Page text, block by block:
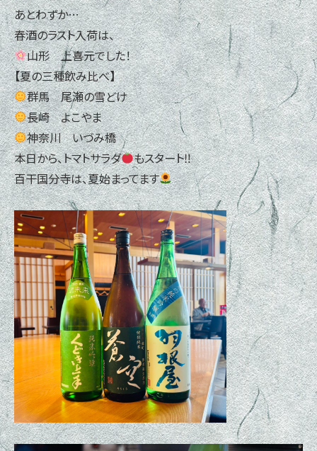
あとわずか…
春酒のラスト入荷は、
山形 上喜元でした！
【夏の三種飲み比べ】
群馬 尾瀬の雪どけ
長崎 よこやま
神奈川 いづみ橋
本日から、トマトサラダ
もスタート‼
百干国分寺は、夏始まってます